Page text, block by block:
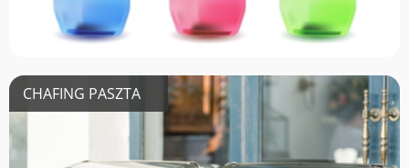
CHAFING PASZTA